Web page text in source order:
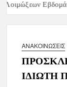
Λοιμώξεων
ΑΝΑΚΟΙΝΏΣΕΙΣ
ΙΔΙΩΤΗ